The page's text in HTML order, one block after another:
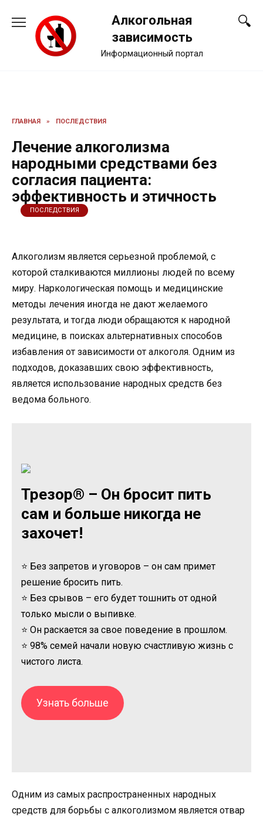
содержанию
Алкогольная
зависимость
Информационный портал
ГЛАВНАЯ » ПОСЛЕДСТВИЯ
Лечение алкоголизма
народными средствами без
согласия пациента:
эффективность и этичность
ПОСЛЕДСТВИЯ
Алкоголизм является серьезной проблемой, с
которой сталкиваются миллионы людей по всему
миру. Наркологическая помощь и медицинские
методы лечения иногда не дают желаемого
результата, и тогда люди обращаются к народной
медицине, в поисках альтернативных способов
избавления от зависимости от алкоголя. Одним из
подходов, доказавших свою эффективность,
является использование народных средств без
ведома больного.
Трезор® – Он бросит пить
сам и больше никогда не
захочет!
⭐ Без запретов и уговоров – он сам примет
решение бросить пить.
⭐ Без срывов – его будет тошнить от одной
только мысли о выпивке.
⭐ Он раскается за свое поведение в прошлом.
⭐ 98% семей начали новую счастливую жизнь с
чистого листа.
Узнать больше
Одним из самых распространенных народных
средств для борьбы с алкоголизмом является отвар